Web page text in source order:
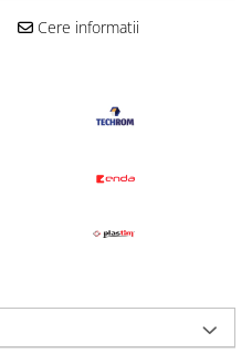
Cere informatii